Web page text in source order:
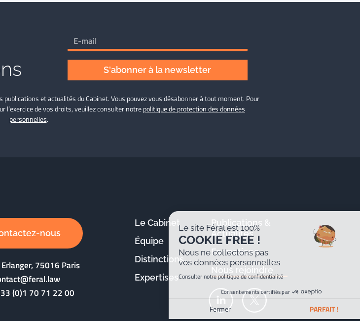
S'abonner à la newsletter
et actualités du Cabinet. Vous pouvez vous désabonner à tout moment. Pour
de vos droits, veuillez consulter notrepolitique de protection des données
personnelles.
nous
75016 Paris
(0)1 70 71 22 00
Le Cabinet
Équipe
Distinctions
Expertises
Publications &
Actualités
Formations
Nous rejoindre
Le site Féral est 100%
COOKIE FREE !
Nous ne collectons pas
vos données personnelles
Consulter notre politique de confidentialité
Consentements certifiés par
PARFAIT !